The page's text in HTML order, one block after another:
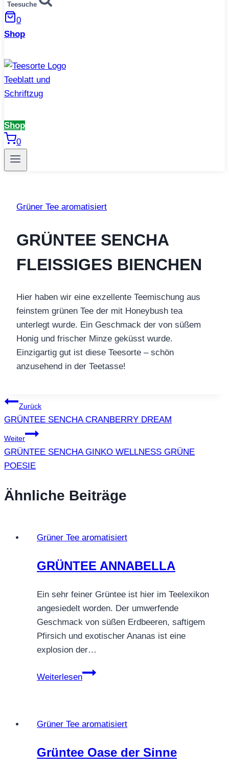
Teesuche
0
Shop
Shop
0
Grüner Tee aromatisiert
GRÜNTEE SENCHA
FLEISSIGES BIENCHEN
Hier haben wir eine exzellente Teemischung aus
feinstem grünen Tee der mit Honeybush tea
unterlegt wurde. Ein Geschmack der von süßem
Honig und frischer Minze geküsst wurde.
Einzigartig gut ist diese Teesorte – schön
anzusehend in der Teetasse!
Beitragsnavigation
Zurück
GRÜNTEE SENCHA CRANBERRY DREAM
Weiter
GRÜNTEE SENCHA GINKO WELLNESS GRÜNE
POESIE
Ähnliche Beiträge
Grüner Tee aromatisiert
GRÜNTEE ANNABELLA
Ein sehr feiner Grüntee ist hier im Teelexikon
angesiedelt worden. Der umwerfende
Geschmack von süßen Erdbeeren, saftigem
Pfirsich und exotischer Ananas ist eine
explosion der…
Weiterlesen
GRÜNTEE
Grüner Tee aromatisiert
Grüntee Oase der Sinne